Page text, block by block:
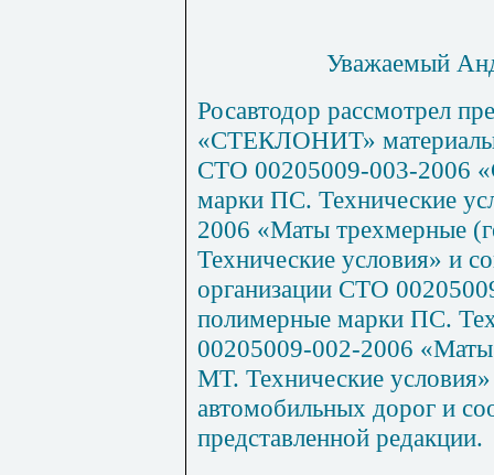
Уважаемый
Росавтодор рассмотрел
«СТЕКЛОНИТ» материалы
СТО 00205009-003-2006
марки ПС. Технические
2006 «Маты трехмерные
Технические условия» и
организации СТО
полимерные марки ПС.
00205009-002-2006
МТ. Технические
автомобильных дорог и
представленной редакции.